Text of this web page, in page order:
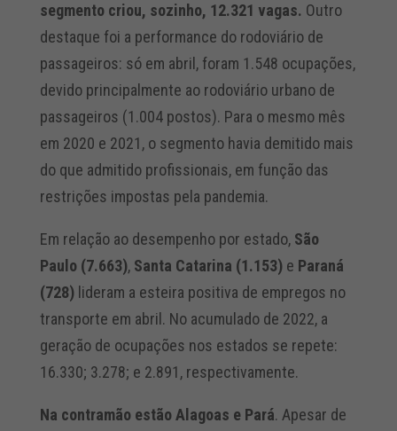
segmento criou, sozinho, 12.321 vagas. Outro
destaque foi a performance do rodoviário de
passageiros: só em abril, foram 1.548 ocupações,
devido principalmente ao rodoviário urbano de
passageiros (1.004 postos). Para o mesmo mês
em 2020 e 2021, o segmento havia demitido mais
do que admitido profissionais, em função das
restrições impostas pela pandemia.
Em relação ao desempenho por estado, São
Paulo (7.663), Santa Catarina (1.153)e Paraná
(728)lideram a esteira positiva de empregos no
transporte em abril. No acumulado de 2022, a
geração de ocupações nos estados se repete:
16.330; 3.278; e 2.891, respectivamente.
Na contramão estão Alagoas e Pará. Apesar de